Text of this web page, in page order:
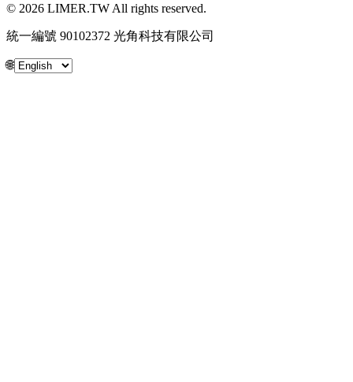
© 2026 LIMER.TW All rights reserved.
統一編號 90102372 光角科技有限公司
🌐